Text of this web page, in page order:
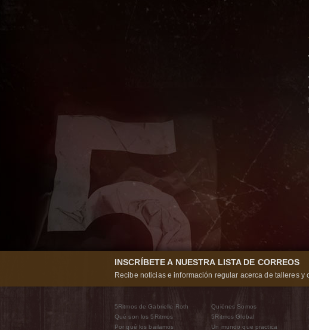
INSCRÍBETE A NUESTRA LISTA DE CORREOS
Recibe noticias e información regular acerca de talleres y
5Ritmos de Gabrielle Roth
Qué son los 5Ritmos
Por qué los bailamos
Quiénes Somos
5Ritmos Global
Un mundo que practica